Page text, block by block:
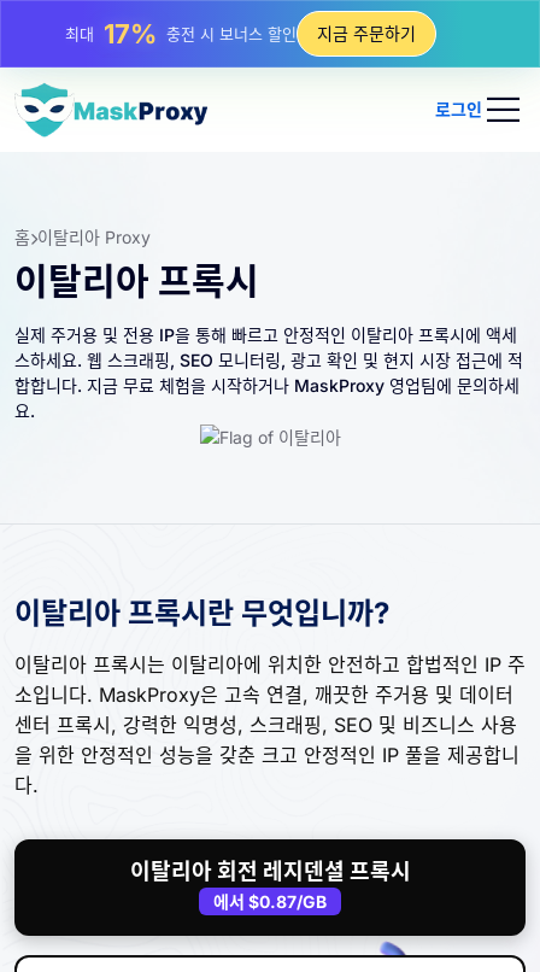
최대25%정적 IP 구매 할인 지금 주문하기
로그인
홈 이탈리아 Proxy
이탈리아 프록시
실제 주거용 및 전용 IP을 통해 빠르고 안정적인 이탈리아 프록시에 액세
스하세요. 웹 스크래핑, SEO 모니터링, 광고 확인 및 현지 시장 접근에 적
합합니다. 지금 무료 체험을 시작하거나 MaskProxy 영업팀에 문의하세
요.
이탈리아 프록시란 무엇입니까?
이탈리아 프록시는 이탈리아에 위치한 안전하고 합법적인 IP 주
소입니다. MaskProxy은 고속 연결, 깨끗한 주거용 및 데이터
센터 프록시, 강력한 익명성, 스크래핑, SEO 및 비즈니스 사용
을 위한 안정적인 성능을 갖춘 크고 안정적인 IP 풀을 제공합니
다.
이탈리아 회전 레지덴셜 프록시
에서 $0.87/GB